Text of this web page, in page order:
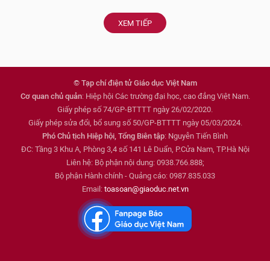
XEM TIẾP
© Tạp chí điện tử Giáo dục Việt Nam
Cơ quan chủ quản: Hiệp hội Các trường đại học, cao đẳng Việt Nam.
Giấy phép số 74/GP-BTTTT ngày 26/02/2020.
Giấy phép sửa đổi, bổ sung số 50/GP-BTTTT ngày 05/03/2024.
Phó Chủ tịch Hiệp hội, Tổng Biên tập: Nguyễn Tiến Bình
ĐC: Tầng 3 Khu A, Phòng 3,4 số 141 Lê Duẩn, P.Cửa Nam, TP.Hà Nội
Liên hệ: Bộ phận nội dung: 0938.766.888;
Bộ phận Hành chính - Quảng cáo: 0987.835.033
Email: toasoan@giaoduc.net.vn